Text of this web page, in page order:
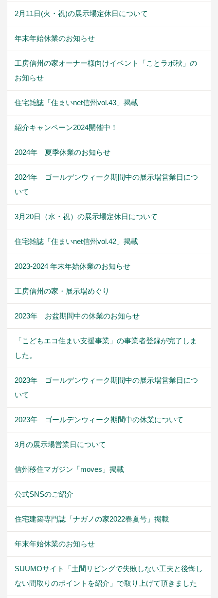
2月11日(火・祝)の展示場定休日について
年末年始休業のお知らせ
工房信州の家オーナー様向けイベント「ことラボ秋」の
お知らせ
住宅雑誌「住まいnet信州vol.43」掲載
紹介キャンペーン2024開催中！
2024年 夏季休業のお知らせ
2024年 ゴールデンウィーク期間中の展示場営業日につ
いて
3月20日（水・祝）の展示場定休日について
住宅雑誌「住まいnet信州vol.42」掲載
2023-2024 年末年始休業のお知らせ
工房信州の家・展示場めぐり
2023年 お盆期間中の休業のお知らせ
「こどもエコ住まい支援事業」の事業者登録が完了しま
した。
2023年 ゴールデンウィーク期間中の展示場営業日につ
いて
2023年 ゴールデンウィーク期間中の休業について
3月の展示場営業日について
信州移住マガジン「moves」掲載
公式SNSのご紹介
住宅建築専門誌「ナガノの家2022春夏号」掲載
年末年始休業のお知らせ
SUUMOサイト「土間リビングで失敗しない工夫と後悔し
ない間取りのポイントを紹介」で取り上げて頂きました